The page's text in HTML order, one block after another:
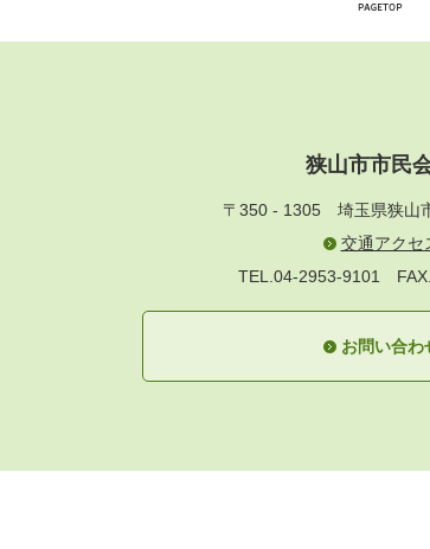
狭山市市民
〒350 - 1305 埼玉県狭山
交通アクセ
TEL.04-2953-9101
お問い合わ